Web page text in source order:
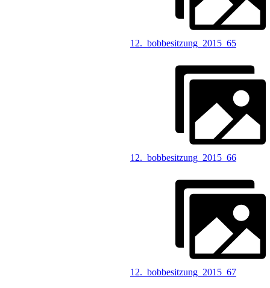
12._bobbesitzung_2015_65
12._bobbesitzung_2015_66
12._bobbesitzung_2015_67